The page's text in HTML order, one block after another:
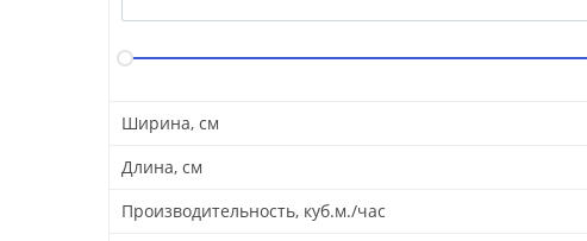
Ширина, см
Длина, см
Производительность, куб.м./час